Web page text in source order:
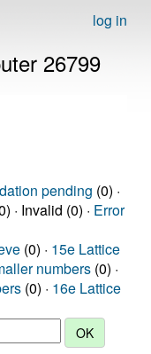
log in
26799
pending (0) ·
· Invalid (0) · Error
(0) · 15e Lattice
numbers (0) ·
(0) · 16e Lattice